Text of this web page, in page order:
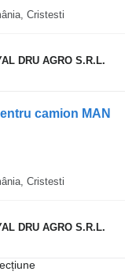
Cristesti
DRU AGRO S.R.L.
camion MAN
Cristesti
DRU AGRO S.R.L.